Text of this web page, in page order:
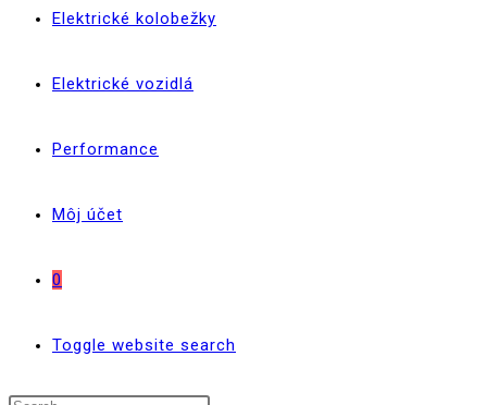
Elektrické kolobežky
Elektrické vozidlá
Performance
Môj účet
0
Toggle website search